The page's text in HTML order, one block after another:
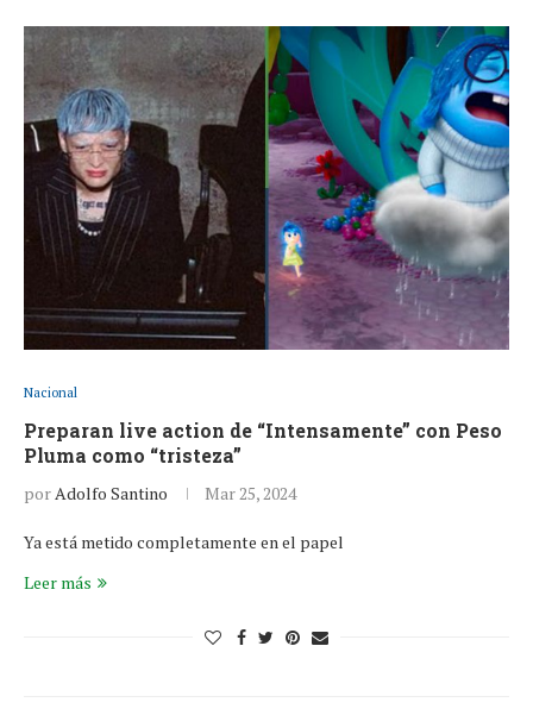
Nacional
Preparan live action de “Intensamente” con Peso
Pluma como “tristeza”
porAdolfo Santino Mar 25, 2024
Ya está metido completamente en el papel
Leer más